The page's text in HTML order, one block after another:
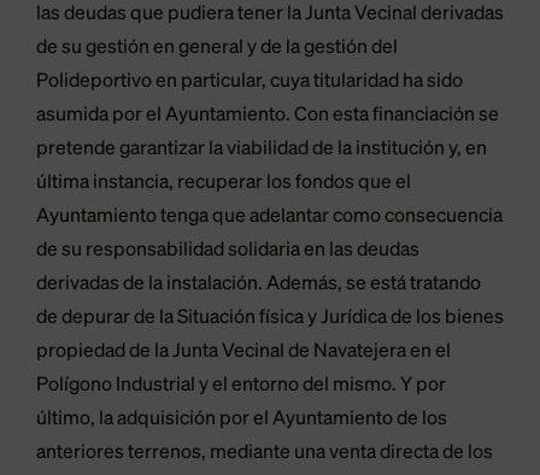
las deudas que pudiera tener la Junta Vecinal derivadas
de su gestión en general y de la gestión del
Polideportivo en particular, cuya titularidad ha sido
asumida por el Ayuntamiento. Con esta financiación se
pretende garantizar la viabilidad de la institución y, en
última instancia, recuperar los fondos que el
Ayuntamiento tenga que adelantar como consecuencia
de su responsabilidad solidaria en las deudas
derivadas de la instalación. Además, se está tratando
de depurar de la Situación física y Jurídica de los bienes
propiedad de la Junta Vecinal de Navatejera en el
Polígono Industrial y el entorno del mismo. Y por
último, la adquisición por el Ayuntamiento de los
anteriores terrenos, mediante una venta directa de los